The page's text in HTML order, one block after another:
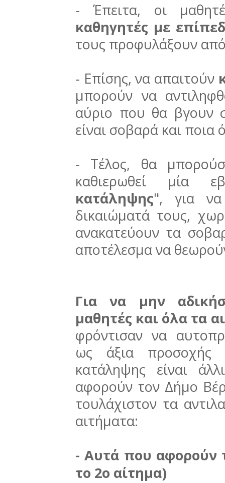
- Έπειτα, οι
καθηγητές με
τους προφυλάξουν
- Επίσης, να απαιτούν
μπορούν να
αύριο που θα βγουν
είναι σοβαρά και ποια
- Τέλος, θα
καθιερωθεί μία
κατάληψης", για
δικαιώματά τους,
ανακατεύουν τα
αποτέλεσμα να
Για να μην
μαθητές και όλα τα
φρόντισαν να
ως άξια προσοχής
κατάληψης είναι
αφορούν τον Δήμο
τουλάχιστον τα
αιτήματα:
- Αυτά που αφορούν
το 2ο αίτημα)